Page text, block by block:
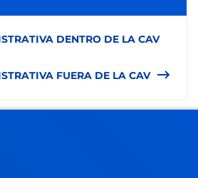
DENTRO DE LA CAV
FUERA DE LA CAV